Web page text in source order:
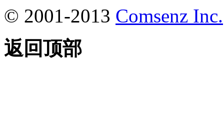
© 2001-2013 Comsenz Inc.
返回顶部